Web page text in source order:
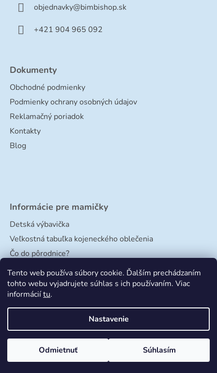
Tento web používa súbory cookie. Ďalším prechádzaním
tohto webu vyjadrujete súhlas s ich používaním. Viac
informáciítu.
Nastavenie
Odmietnuť Súhlasím
objednavky@bimbishop.sk
+421 904 965 092
Dokumenty
Obchodné podmienky
Podmienky ochrany osobných údajov
Reklamačný poriadok
Kontakty
Blog
Informácie pre mamičky
Detská výbavička
Veľkostná tabuľka kojeneckého oblečenia
Čo do pôrodnice?
Veľkostná tabuľka papučiek
Vytvoril Shoptet
Adatelier
Copyright 2026Bimbishop. Všetky práva vyhradené.